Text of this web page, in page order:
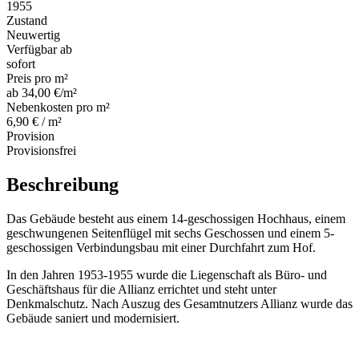
1955
Zustand
Neuwertig
Verfügbar ab
sofort
Preis pro m²
ab 34,00 €/m²
Nebenkosten pro m²
6,90 € / m²
Provision
Provisionsfrei
Beschreibung
Das Gebäude besteht aus einem 14-geschossigen Hochhaus, einem
geschwungenen Seitenflügel mit sechs Geschossen und einem 5-
geschossigen Verbindungsbau mit einer Durchfahrt zum Hof.
In den Jahren 1953-1955 wurde die Liegenschaft als Büro- und
Geschäftshaus für die Allianz errichtet und steht unter
Denkmalschutz. Nach Auszug des Gesamtnutzers Allianz wurde das
Gebäude saniert und modernisiert.